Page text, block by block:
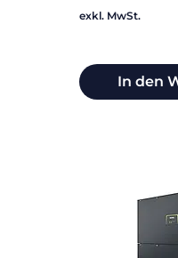
exkl. MwSt.
In den